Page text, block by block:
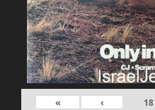
18
›
»